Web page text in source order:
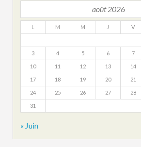
août 2026
L M M J V
3 4 5 6 7
10 11 12 13 14
17 18 19 20 21
24 25 26 27 28
31
« Juin